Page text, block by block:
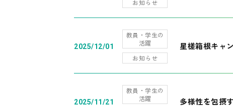
お知らせ
2025/12/01
教員・学生の
活躍
お知らせ
星槎箱根キャ
2025/11/21
教員・学生の
活躍
多様性を包摂